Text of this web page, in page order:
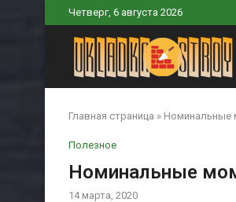
Четверг, 6 августа 2026
Главная страница » Номинальные
Полезное
Номинальные
14 марта, 2020